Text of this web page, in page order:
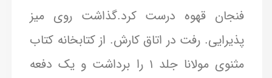
فنجان قهوه درست کرد.گذاشت روی میز
پذیرایی. رفت در اتاق کارش. از کتابخانه کتاب
مثنوی مولانا جلد ۱ را برداشت و یک دفعه